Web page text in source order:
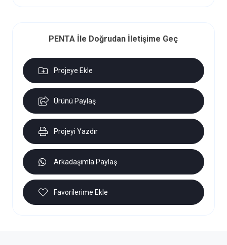
PENTA İle Doğrudan İletişime Geç
Projeye Ekle
Ürünü Paylaş
Projeyi Yazdır
Arkadaşımla Paylaş
Favorilerime Ekle